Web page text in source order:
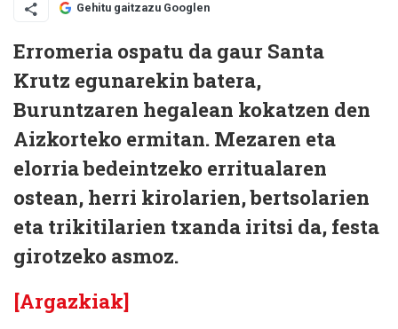
Gehitu gaitzazu Googlen
Erromeria ospatu da gaur Santa
Krutz egunarekin batera,
Buruntzaren hegalean kokatzen den
Aizkorteko ermitan. Mezaren eta
elorria bedeintzeko erritualaren
ostean, herri kirolarien, bertsolarien
eta trikitilarien txanda iritsi da, festa
girotzeko asmoz.
[Argazkiak]